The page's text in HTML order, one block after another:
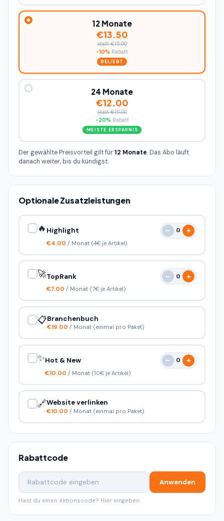
12 Monate
€13.50
statt €15.00
−10% Rabatt
BELIEBT
24 Monate
€12.00
statt €15.00
−20% Rabatt
MEISTE ERSPARNIS
Der gewählte Preisvorteil gilt für12 Monate. Das Abo läuft
danach weiter, bis du kündigst.
Optionale Zusatzleistungen
🔥 Highlight − 0 +
€4.00 / Monat (4€ je Artikel)
🚀TopRank − 0 +
€7.00 / Monat (7€ je Artikel)
📋Branchenbuch
€19.00 / Monat (einmal pro Paket)
✨Hot & New − 0 +
€10.00 / Monat (10€ je Artikel)
🔗Website verlinken
€10.00 / Monat (einmal pro Paket)
Rabattcode
Anwenden
Hast du einen Aktionscode? Hier eingeben.